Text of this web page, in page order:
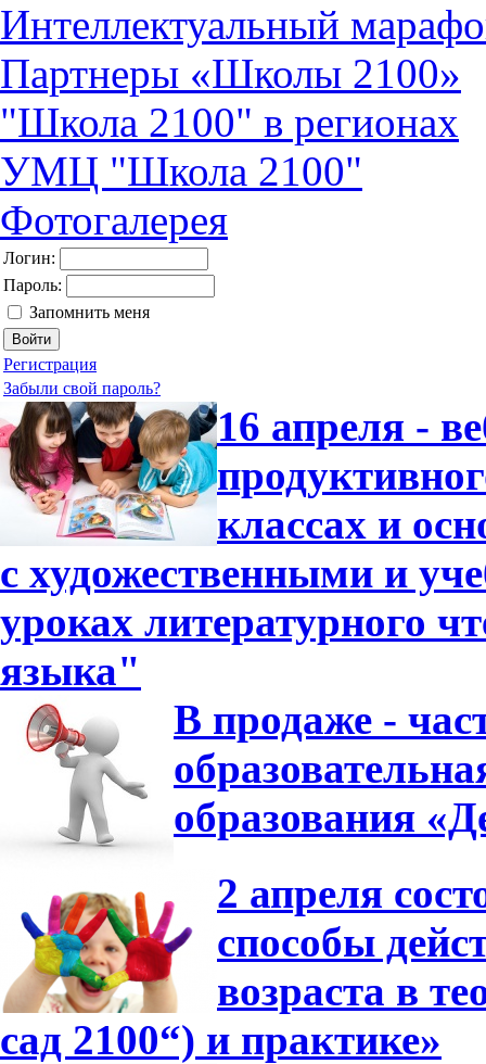
Интеллектуальный
Партнеры «Школы 2100»
"Школа 2100" в регионах
УМЦ "Школа 2100"
Фотогалерея
Логин:
Пароль:
Запомнить меня
Регистрация
Забыли свой пароль?
16 апреля -
классах и
с художественными и
уроках литературного
языка"
В продаже -
образования
2 апреля
способы
возраста в
сад 2100“) и практике»